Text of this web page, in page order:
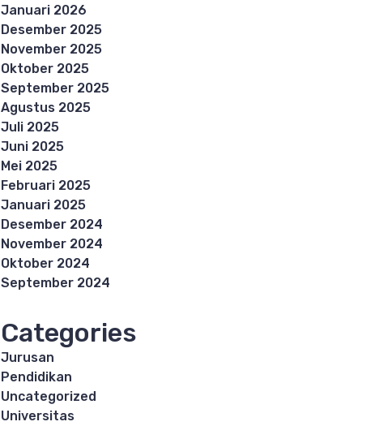
Januari 2026
Desember 2025
November 2025
Oktober 2025
September 2025
Agustus 2025
Juli 2025
Juni 2025
Mei 2025
Februari 2025
Januari 2025
Desember 2024
November 2024
Oktober 2024
September 2024
Categories
Jurusan
Pendidikan
Uncategorized
Universitas